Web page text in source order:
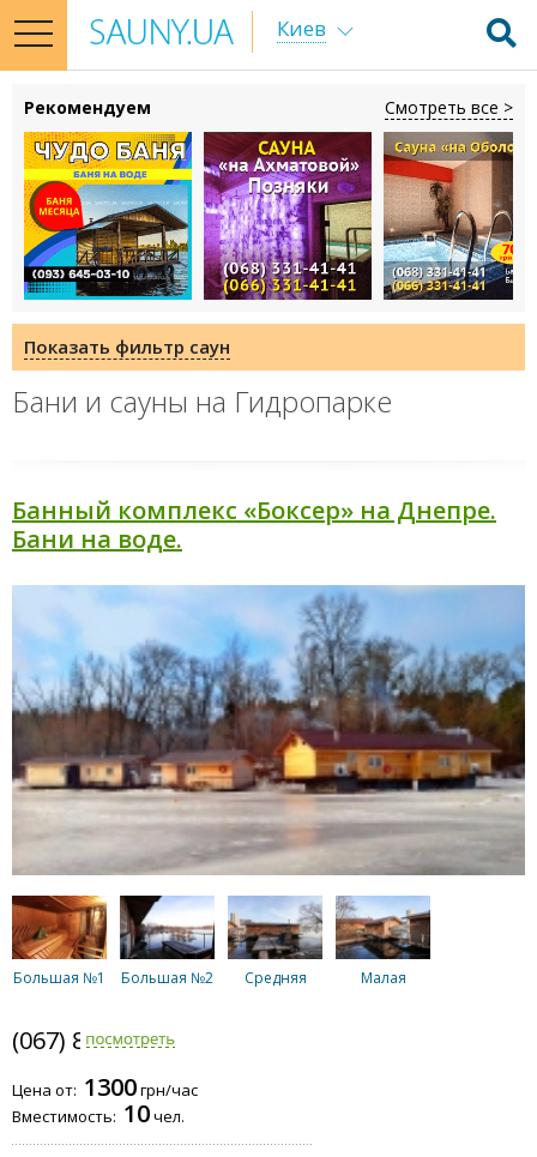
toggle
navigation
Киев
Рекомендуем Смотреть все >
Бани и сауны на Гидропарке
Банный комплекс «Боксер» на Днепре.
Бани на воде.
Большая №1 Большая №2 Средняя Малая
(067) 802-6898
Цена от: 1300грн/час
Вместимость: 10чел.
Показать фильтр саун